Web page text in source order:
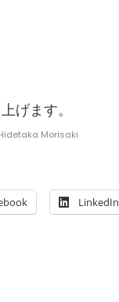
げます。
Morisaki
LinkedIn